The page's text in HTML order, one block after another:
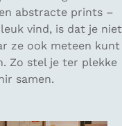
abstracte prints –
vind, is dat je niet
ze ook meteen kunt
Zo stel je ter plekke
samen.